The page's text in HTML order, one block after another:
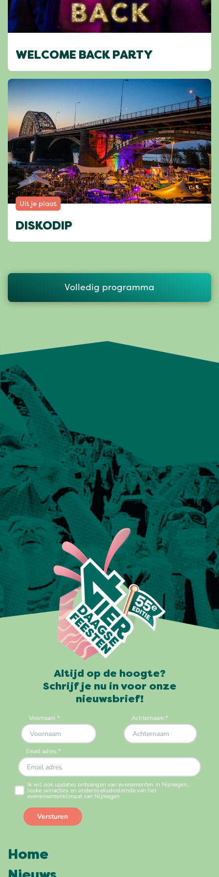
WELCOME BACK PARTY
Uit je plaat
DISKODIP
Volledig programma
Altijd op de hoogte?
Schrijf je nu in voor onze
nieuwsbrief!
Home